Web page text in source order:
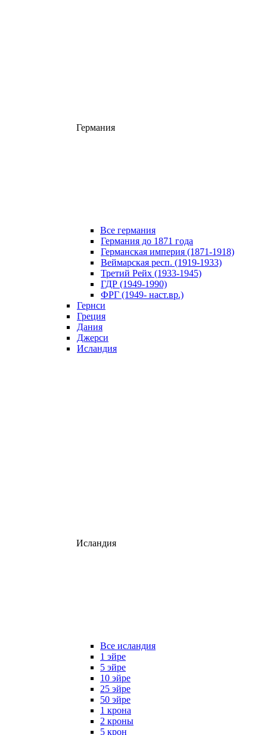
Германия
Все германия
Германия до 1871 года
Германская империя (1871-1918)
Веймарская респ. (1919-1933)
Третий Рейх (1933-1945)
ГДР (1949-1990)
ФРГ (1949- наст.вр.)
Гернси
Греция
Дания
Джерси
Исландия
Исландия
Все исландия
1 эйре
5 эйре
10 эйре
25 эйре
50 эйре
1 крона
2 кроны
5 крон